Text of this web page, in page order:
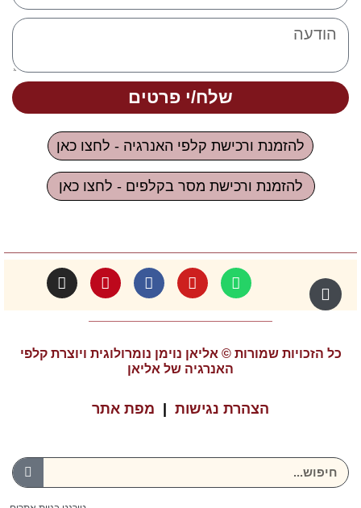
שלח/י פרטים
להזמנת ורכישת קלפי האנרגיה - לחצו כאן
להזמנת ורכישת מסר בקלפים - לחצו כאן
כל הזכויות שמורות © אליאן נוימן נומרולוגית ויוצרת קלפי
האנרגיה של אליאן
הצהרת נגישות מפת אתר